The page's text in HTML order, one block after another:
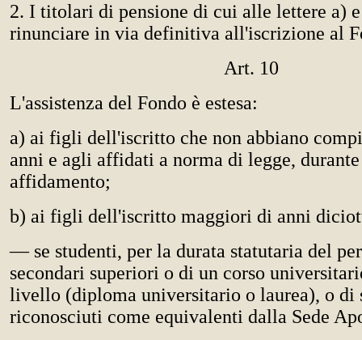
2. I titolari di pensione di cui alle lettere a) e
rinunciare in via definitiva all'iscrizione al
Art. 10
L'assistenza del Fondo è estesa:
a) ai figli dell'iscritto che non abbiano
anni e agli affidati a norma di legge,
affidamento;
b) ai figli dell'iscritto maggiori di anni
— se studenti, per la durata statutaria del
secondari superiori o di un corso
livello (diploma universitario o laurea), o di
riconosciuti come equivalenti dalla Sede